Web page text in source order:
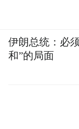
伊朗总统：必
和”的局面